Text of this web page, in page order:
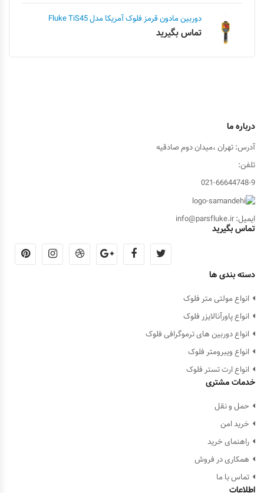
دوربین مادون قرمز فلوک آمریکا مدل Fluke TiS45
تماس بگیرید
درباره ما
آدرس: تهران ،میدان دوم صادقیه
تلفن:
021-66644748-9
ایمیل: info@parsfluke.ir
تماس بگیرید
دسته بندی ها
انواع مولتی متر فلوک
انواع پاورآنالایزر فلوک
انواع دوربین های ترموگرافی فلوک
انواع ویبرومتر فلوک
انواع ارت تستر فلوک
خدمات مشتری
حمل و نقل
خرید امن
راهنمای خرید
همکاری در فروش
تماس با ما
اطلاعات